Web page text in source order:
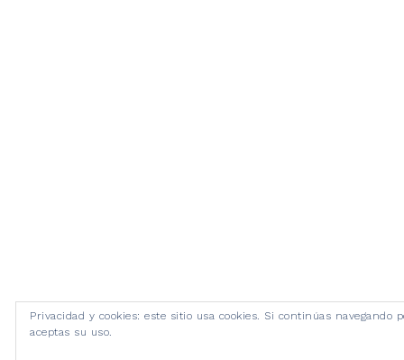
Privacidad y cookies: este sitio usa cookies. Si continúas navegando
aceptas su uso.